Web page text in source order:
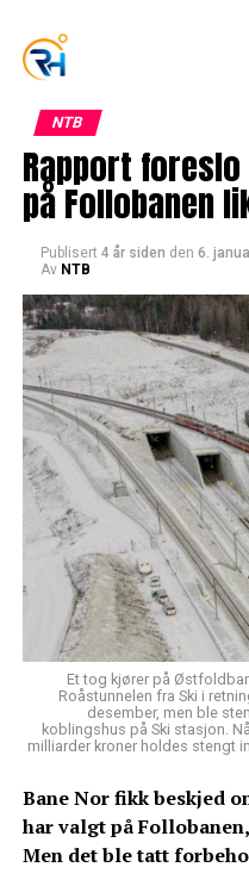
NTB
Rapport
på Follobanen
Publisert 4 år siden den 6.
Av NTB
Et tog kjører på
Roåstunnelen fra Ski i
desember, men ble
koblingshus på Ski stasjon.
milliarder kroner holdes stengt
Bane Nor fikk beskjed
har valgt på
Men det ble tatt